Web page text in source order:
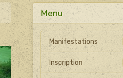
Menu
Manifestations
Inscription